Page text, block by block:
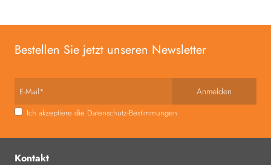
Bestellen Sie jetzt unseren Newsletter
E-Mail*
Ich akzeptiere die Datenschutz-Bestimmungen
Kontakt